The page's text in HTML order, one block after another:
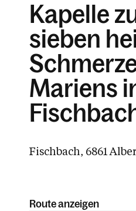
Kapelle
sieben
Mariens
Fischbach, 6861
Route anzeigen